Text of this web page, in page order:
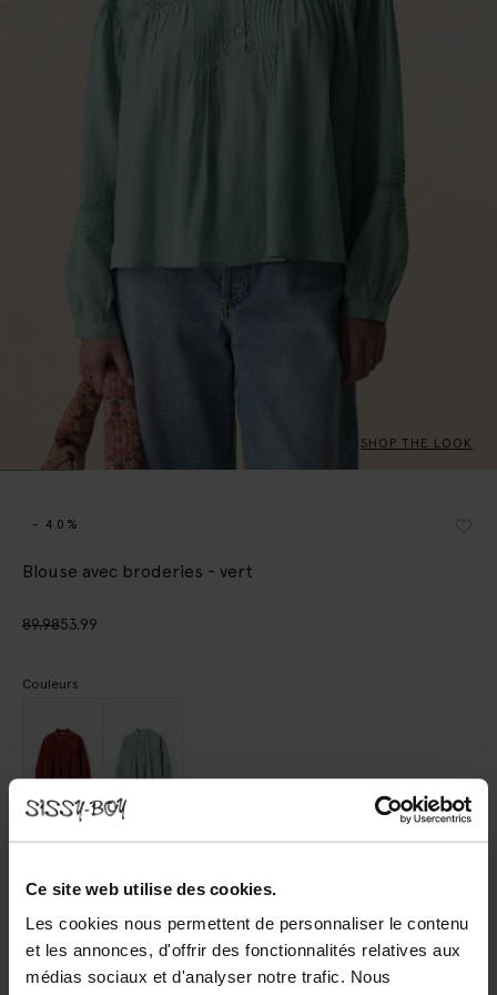
Ce site web utilise des cookies.
Les cookies nous permettent de personnaliser le contenu
et les annonces, d'offrir des fonctionnalités relatives aux
médias sociaux et d'analyser notre trafic. Nous
SHOP THE LOOK
- 40%
Blouse avec broderies - vert
89.9853.99
Couleurs